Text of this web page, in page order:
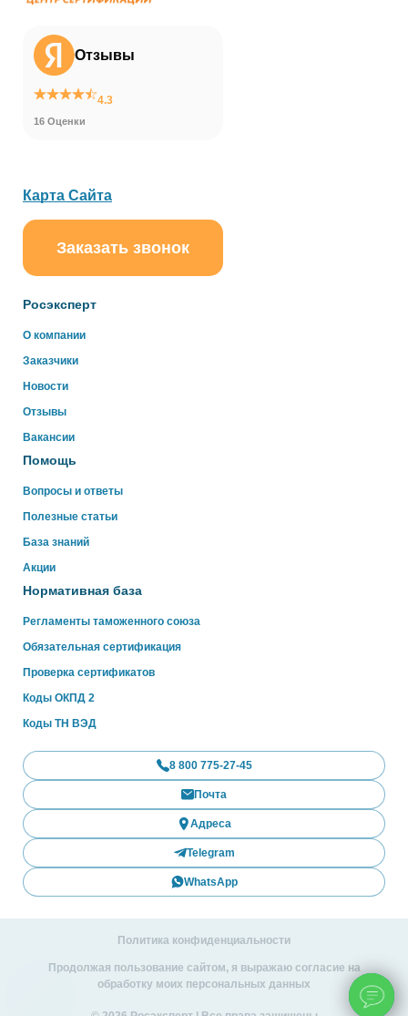
Отзывы
4.3
16 Оценки
Росэксперт
О компании
Заказчики
Новости
Отзывы
Вакансии
Помощь
Вопросы и ответы
Полезные статьи
База знаний
Акции
Нормативная база
Регламенты таможенного союза
Обязательная сертификация
Проверка сертификатов
Коды ОКПД 2
Коды ТН ВЭД
Карта Сайта
Заказать звонок
8 800 775-27-45
Почта
Адреса
Telegram
WhatsApp
Политика конфиденциальности
Продолжая пользование сайтом, я выражаю согласие на
обработку моих персональных данных
online
Здравствуйте!
Свяжитесь с нами через WhatsApp нажав на кнопку